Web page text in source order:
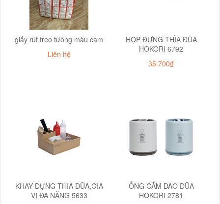
giấy rút treo tường màu cam
Liên hệ
HỘP ĐỰNG THÌA ĐŨA
HOKORI 6792
35.700₫
KHAY ĐỰNG THIA ĐŨA,GIA
VỊ ĐA NĂNG 5633
ỐNG CẮM DAO ĐŨA
HOKORI 2781